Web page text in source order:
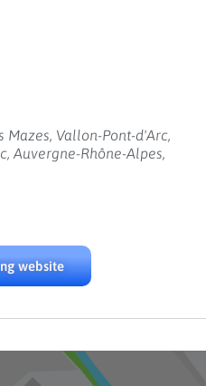
Mazes, Vallon-Pont-d'Arc,
Auvergne-Rhône-Alpes,
website